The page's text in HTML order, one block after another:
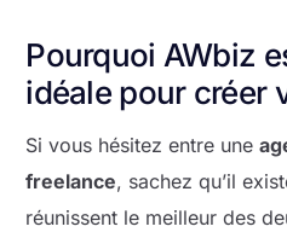
Pourquoi AWbiz
idéale pour créer
Si vous hésitez entre une
freelance, sachez qu’il
réunissent le meilleur des